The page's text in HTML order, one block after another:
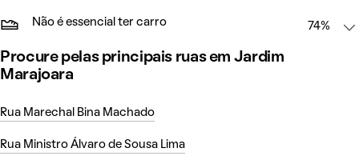
Não é essencial ter carro 74%
Procure pelas principais ruas em Jardim
Marajoara
Rua Marechal Bina Machado
Rua Ministro Álvaro de Sousa Lima